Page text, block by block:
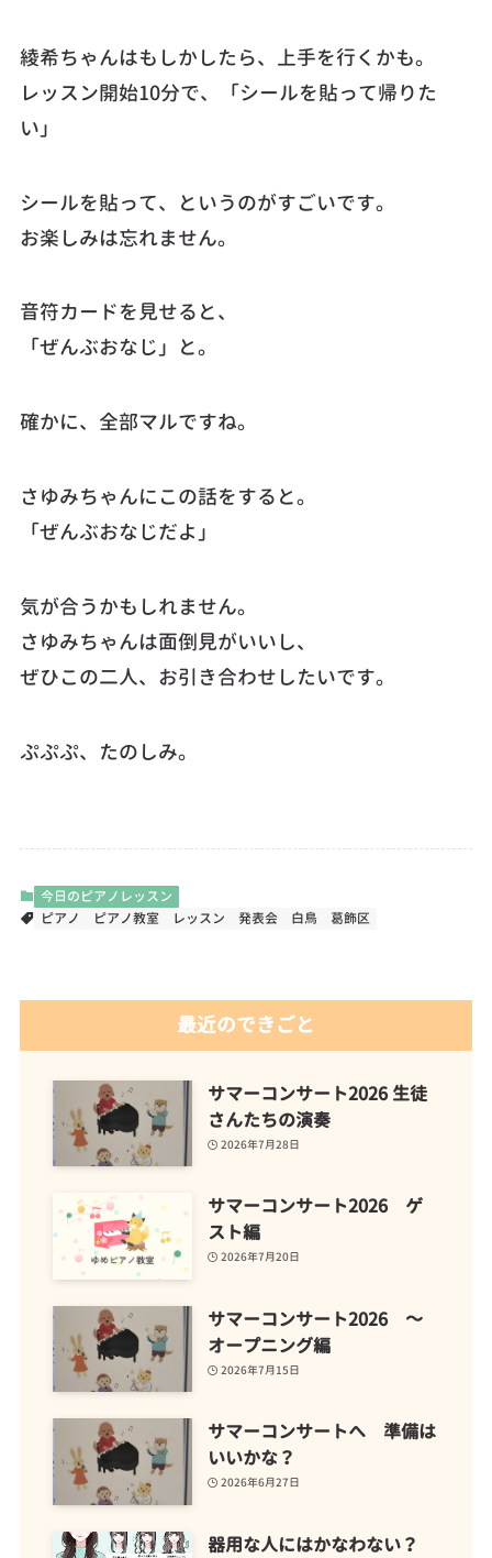
綾希ちゃんはもしかしたら、上手を行くかも。
レッスン開始10分で、「シールを貼って帰りた
い」
シールを貼って、というのがすごいです。
お楽しみは忘れません。
音符カードを見せると、
「ぜんぶおなじ」と。
確かに、全部マルですね。
さゆみちゃんにこの話をすると。
「ぜんぶおなじだよ」
気が合うかもしれません。
さゆみちゃんは面倒見がいいし、
ぜひこの二人、お引き合わせしたいです。
ぷぷぷ、たのしみ。
今日のピアノレッスン
ピアノ
ピアノ教室 レッスン 発表会 白鳥 葛飾区
最近のできごと
サマーコンサート2026 生徒
さんたちの演奏
2026年7月28日
サマーコンサート2026 ゲ
スト編
2026年7月20日
サマーコンサート2026 ～
オープニング編
2026年7月15日
サマーコンサートへ 準備は
いいかな？
2026年6月27日
器用な人にはかなわない？